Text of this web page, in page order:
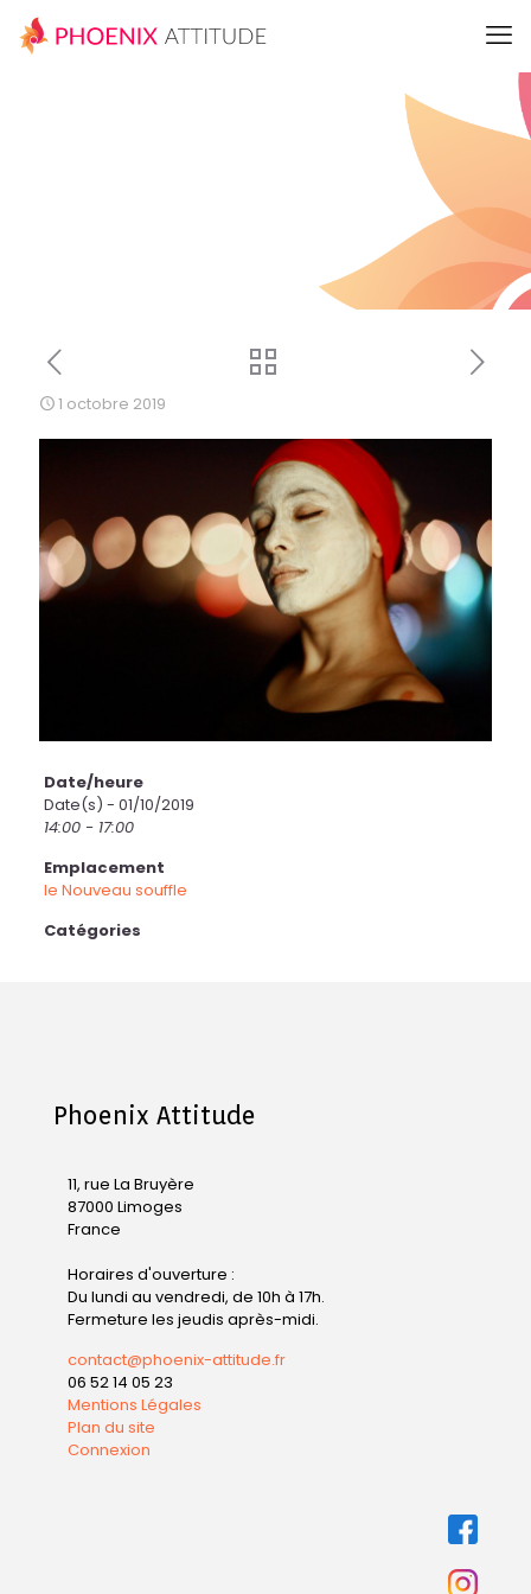
1 octobre 2019
Date/heure
Date(s) - 01/10/2019
14:00 - 17:00
Emplacement
le Nouveau souffle
Catégories
Phoenix Attitude
11, rue La Bruyère
87000 Limoges
France
Horaires d'ouverture :
Du lundi au vendredi, de 10h à 17h.
Fermeture les jeudis après-midi.
contact@phoenix-attitude.fr
06 52 14 05 23
Mentions Légales
Plan du site
Connexion